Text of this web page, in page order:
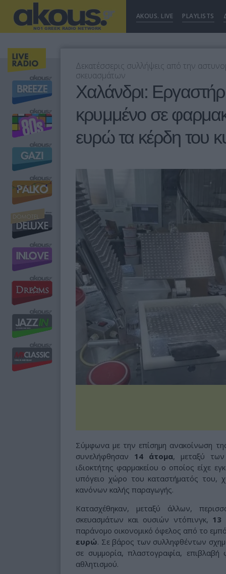
AKOUS. LIVE PLAYLISTS
Δεκατέσσερις συλλήψεις από την
σκευασμάτων
Χαλάνδρι:
κρυμμένο σε
ευρώ τα κέρδη του
Σύμφωνα με την επίσημη ανακοίνωση
συνελήφθησαν 14 άτομα, μεταξύ
ιδιοκτήτης φαρμακείου ο οποίος είχε
υπόγειο χώρο του καταστήματός του,
κανόνων καλής παραγωγής.
Κατασχέθηκαν, μεταξύ άλλων,
σκευασμάτων και ουσιών ντόπινγκ, 13
παράνομο οικονομικό όφελος από το
ευρώ. Σε βάρος των συλληφθέντων
σε συμμορία, πλαστογραφία, επιβλαβή
αθλητισμού.